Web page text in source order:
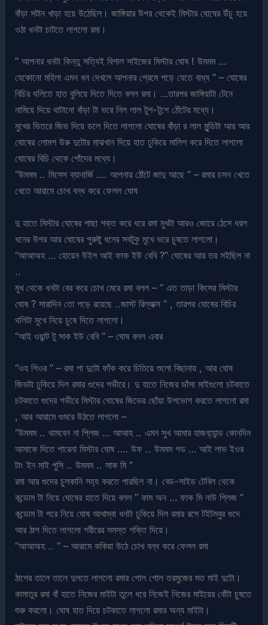
বাঁড়া সটান খাড়া হয়ে উঠেছিল। জাঙ্গিয়ার উপর থেকেই মিস্টার ঘোষের উঁচু হয়ে
ওঠা ধনটা চাটতে লাগলো রমা।
” আপনার ধনটা কিন্তু সত্যিই বিশাল সাইজের মিস্টার ঘোষ ! উমমম …
যেকোনো মহিলা এমন ধন দেখলে আপনার প্রেমে পড়ে যেতে বাধ্য ” – ঘোষের
বিচির থলিতে হাত বুলিয়ে দিতে দিতে বলল রমা। …তারপর জাঙ্গিয়াটা টেনে
নামিয়ে দিয়ে থাটানো বাঁড়া টা ভরে নিল লাল টুশ-টুশে ঠোঁটের মধ্যে।
মুখের ভিতরে জিভ দিয়ে ডলে দিতে লাগলো ঘোষের বাঁড়া র লাল মুন্ডিটা আর আর
ঘোষের লোমশ উরু দুটোর মাঝখান দিয়ে হাত ঢুকিয়ে মালিশ করে দিতে লাগলো
ঘোষের বিচি থেকে পোঁদের মধ্যে।
“উমমম .. মিসেস ব্যানার্জি …. আপনার ঠোঁটে জাদু আছে ” – রমার চসন খেতে
খেতে আরামে চোখ বন্ধ করে ফেলল ঘোষ
দু হাতে মিস্টার ঘোষের পাছা শক্ত করে ধরে রমা মুখটা আরও জোরে ঠেসে ধরল
ধনের উপর আর ঘোষের পুরুষ্টু ধনের সবটুকু মুখে ভরে চুষতে লাগলো।
“আআঅহ … হোয়েন উইল আই ফাক ইউ বেবি ?” ঘোষের আর তর সইছিল না
..
মুখ থেকে ধনটা বের করে চোখ মেরে রমা বলল – ” এত তাড়া কিসের মিস্টার
ঘোষ ? সারাদিন তো পড়ে রয়েছে ..জাস্ট রিল্যাক্স ” , তারপর ঘোষের বিচির
থলিটা মুখে নিয়ে চুষে দিতে লাগলো।
“আই ওয়ান্ট টু সাক ইউ বেবি ” – ঘোষ বলল এবার
“ওহ শিওর ” – রমা পা দুটো ফাঁক করে চিতিয়ে শুলো বিছানায় , আর ঘোষ
জিভটা ঢুকিয়ে দিল রমার গুদের গভীরে। দু হাতে নিজের ডাঁসা মাইগুলো চটকাতে
চটকাতে গুদের গভীরে মিস্টার ঘোষের জিভের ছোঁয়া উপভোগ করতে লাগলো রমা
, আর আরামে গুমরে উঠতে লাগলো –
“উমমম .. থামবেন না প্লিজ … আআহ .. এমন সুখ আমার হাজব্য্যান্ড কোনদিন
আমাকে দিতে পারেনা মিস্টার ঘোষ …. উফ .. উমমম গড … আই লাভ ইওর
টাং ইন মাই পুসি .. উমমম .. সাক মি ”
রমা আর গুদের চুলকানি সহ্য করতে পারছিল না। বেড-সাইড টেবিল থেকে
কন্ডোম টা নিয়ে ঘোষের হাতে দিয়ে বলল ” কাম অন … ফাক মি নাউ প্লিজ ”
কন্ডোম টা পরে নিয়ে ঘোষ আখাম্বা ধনটা ঢুকিয়ে দিল রমার রসে টইটম্বুর গুদে
আর ঠাপ দিতে লাগলো শরীরের সমস্ত শক্তি দিয়ে।
“আআঅহ .. ” – আরামে ককিয়া উঠে চোখ বন্ধ করে ফেলল রমা
ঠাপের তালে তালে দুলতে লাগলো রমার গোল গোল তরমুজের মত মাই দুটো।
কামাতুর রমা বাঁ হাতে নিজের মাইটা তুলে ধরে নিজেই নিজের মাইয়ের বোঁটা চুষতে
শুরু করলো। ঘোষ হাত দিয়ে চটকাতে লাগলো রমার অন্য মাইটা।